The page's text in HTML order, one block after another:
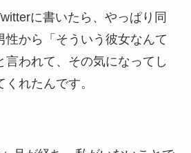
に書いたら、やっぱり同
性から「そういう彼女なんて
言われて、その気になってし
れたんです。